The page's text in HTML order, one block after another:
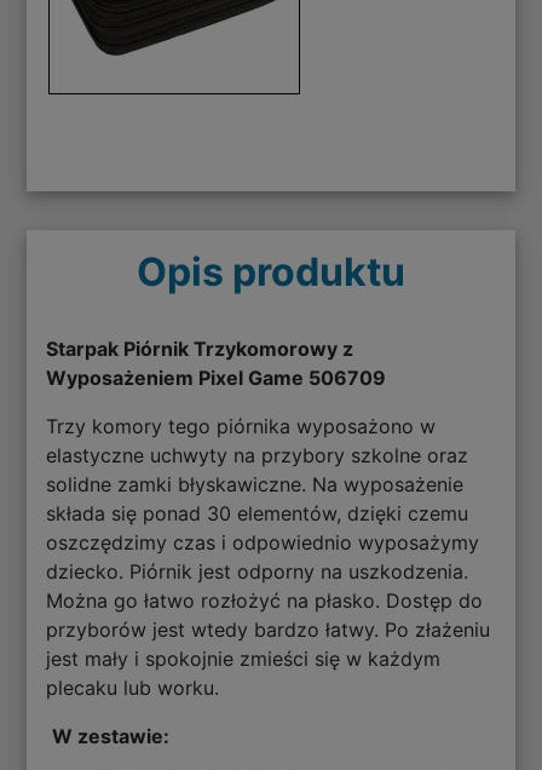
Opis produktu
Starpak Piórnik Trzykomorowy z
Wyposażeniem Pixel Game 506709
Trzy komory tego piórnika wyposażono w
elastyczne uchwyty na przybory szkolne oraz
solidne zamki błyskawiczne. Na wyposażenie
składa się ponad 30 elementów, dzięki czemu
oszczędzimy czas i odpowiednio wyposażymy
dziecko. Piórnik jest odporny na uszkodzenia.
Można go łatwo rozłożyć na płasko. Dostęp do
przyborów jest wtedy bardzo łatwy. Po złażeniu
jest mały i spokojnie zmieści się w każdym
plecaku lub worku.
W zestawie: